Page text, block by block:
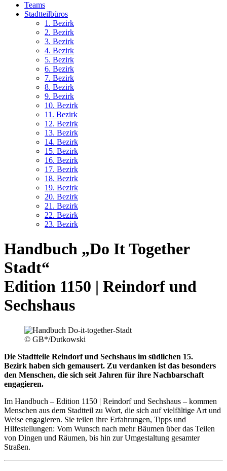
Teams
Stadtteilbüros
1. Bezirk
2. Bezirk
3. Bezirk
4. Bezirk
5. Bezirk
6. Bezirk
7. Bezirk
8. Bezirk
9. Bezirk
10. Bezirk
11. Bezirk
12. Bezirk
13. Bezirk
14. Bezirk
15. Bezirk
16. Bezirk
17. Bezirk
18. Bezirk
19. Bezirk
20. Bezirk
21. Bezirk
22. Bezirk
23. Bezirk
Handbuch „Do It Together
Stadt“
Edition 1150 | Reindorf und
Sechshaus
© GB*/Dutkowski
Die Stadtteile Reindorf und Sechshaus im südlichen 15.
Bezirk haben sich gemausert. Zu verdanken ist das besonders
den Menschen, die sich seit Jahren für ihre Nachbarschaft
engagieren.
Im Handbuch – Edition 1150 | Reindorf und Sechshaus – kommen
Menschen aus dem Stadtteil zu Wort, die sich auf vielfältige Art und
Weise engagieren. Sie teilen ihre Erfahrungen, Tipps und
Hilfestellungen: Vom Wunsch nach mehr Bäumen über das Teilen
von Dingen und Räumen, bis hin zur Umgestaltung gesamter
Straßen.